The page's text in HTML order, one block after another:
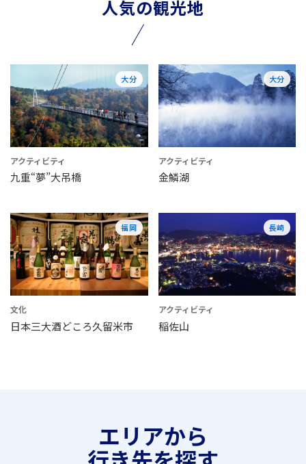
人気の観光地
大分
アクティビティ
九重“夢”大吊橋
大分
アクティビティ
金鱗湖
福岡
文化
日本三大酒どころ久留米市
長崎
アクティビティ
稲佐山
エリアから